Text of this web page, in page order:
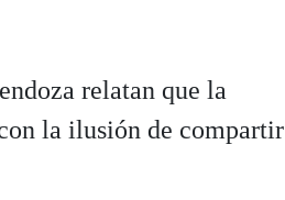
relatan que la
la ilusión de compartir